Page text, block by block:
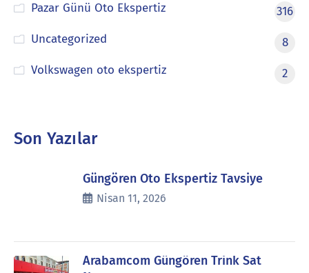
Pazar Günü Oto Ekspertiz
316
Uncategorized
8
Volkswagen oto ekspertiz
2
Son Yazılar
Güngören Oto Ekspertiz Tavsiye
Nisan 11, 2026
Arabamcom Güngören Trink Sat